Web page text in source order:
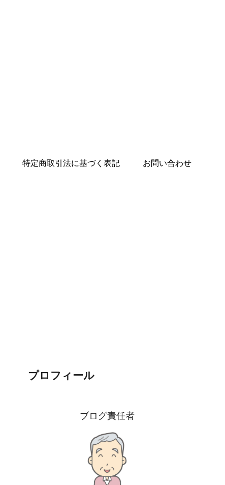
特定商取引法に基づく表記 お問い合わせ
プロフィール
ブログ責任者